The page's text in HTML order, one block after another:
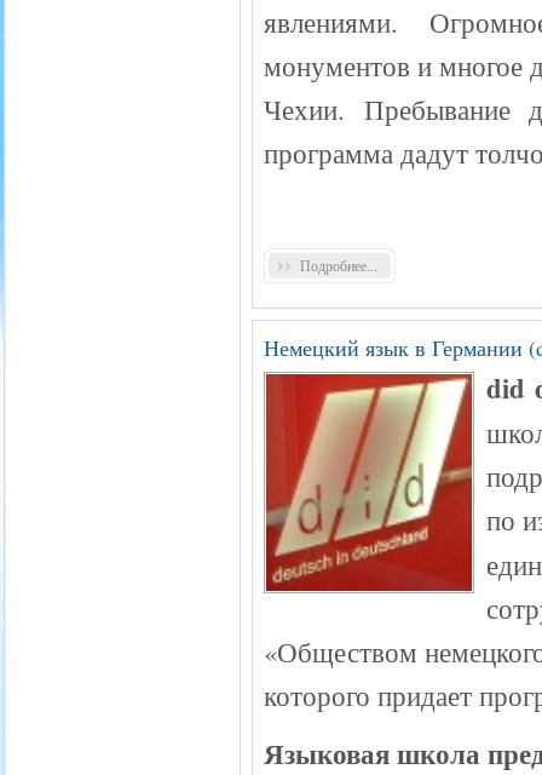
явлениями.
монументов и многое
Чехии. Пребывание
программа дадут
Подробнее...
Немецкий язык в
did
по
«Обществом
которого придает
Языковая школа